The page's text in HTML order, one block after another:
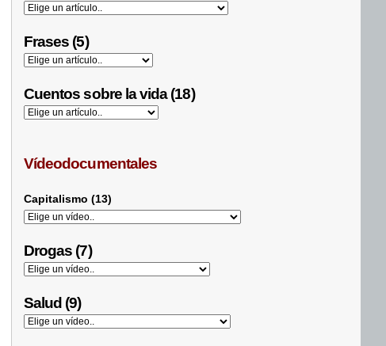
Frases (5)
Cuentos sobre la vida (18)
Vídeodocumentales
Capitalismo (13)
Drogas (7)
Salud (9)